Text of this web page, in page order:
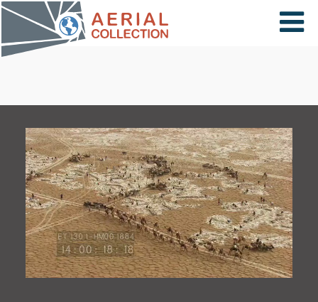
×
PAYS
CARTE
COLLECTIONS